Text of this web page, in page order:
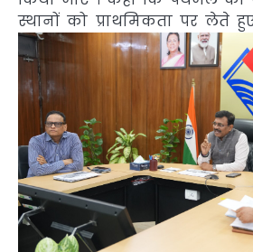
स्थानों को प्राथमिकता पर लेते